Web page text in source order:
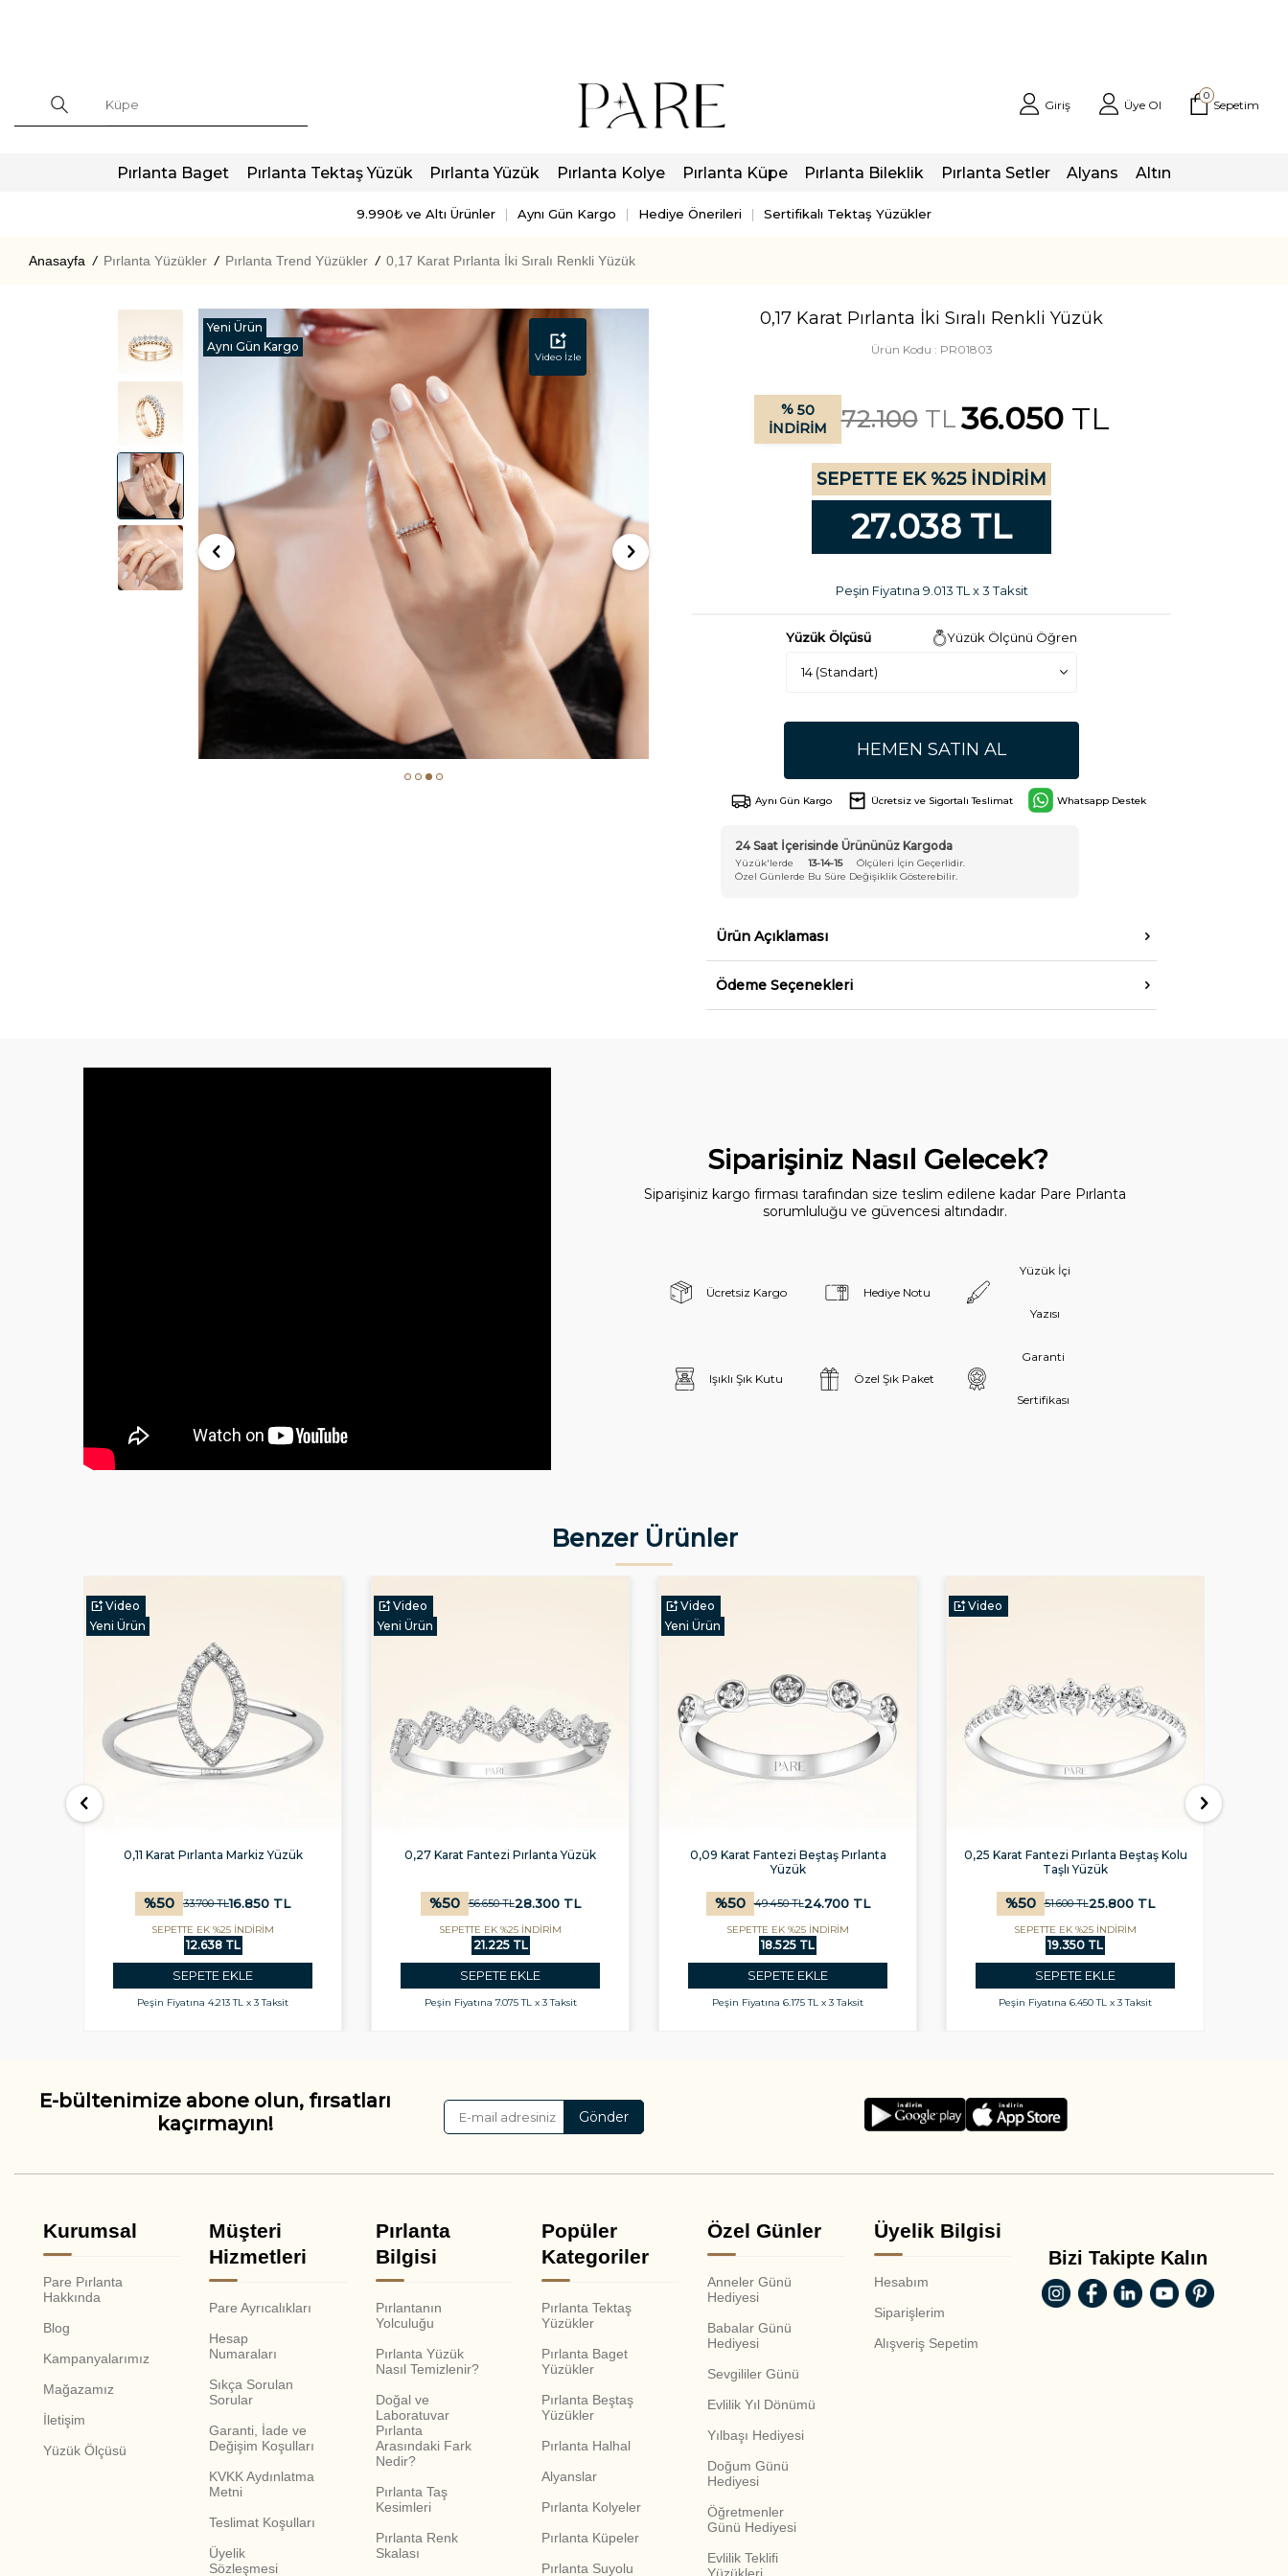
Giriş Üye Ol
0
Sepetim
Pırlanta Baget Pırlanta Tektaş Yüzük Pırlanta Yüzük Pırlanta Kolye Pırlanta Küpe Pırlanta Bileklik Pırlanta Setler Alyans Altın
9.990₺ ve Altı Ürünler Aynı Gün Kargo Hediye Önerileri Sertifikalı Tektaş Yüzükler
Anasayfa / Pırlanta Yüzükler / Pırlanta Trend Yüzükler / 0,17 Karat Pırlanta İki Sıralı Renkli Yüzük
Video İzle
Yeni Ürün
Aynı Gün Kargo
0,17 Karat Pırlanta İki Sıralı Renkli Yüzük
Ürün Kodu : PR01803
% 50
İNDIRIM
72.100TL36.050TL
SEPETTE EK %25 İNDİRİM
27.038 TL
Peşin Fiyatına 9.013 TL x 3 Taksit
Yüzük Ölçüsü Yüzük Ölçünü Öğren
HEMEN SATIN AL
Aynı Gün Kargo Ücretsiz ve Sigortalı Teslimat Whatsapp Destek
24 Saat İçerisinde Ürününüz Kargoda
Yüzük'lerde 13-14-15
Ölçüleri İçin Geçerlidir.
Özel Günlerde Bu Süre Değişiklik Gösterebilir.
Ürün Açıklaması
Ödeme Seçenekleri
Siparişiniz Nasıl Gelecek?
Siparişiniz kargo firması tarafından size teslim edilene kadar Pare Pırlanta
sorumluluğu ve güvencesi altındadır.
Ücretsiz Kargo Hediye Notu
Yüzük İçi
Yazısı
Işıklı Şık Kutu Özel Şık Paket
Garanti
Sertifikası
Benzer Ürünler
Video
Yeni Ürün
0,11 Karat Pırlanta Markiz Yüzük
%50 33.700TL16.850 TL
SEPETTE EK %25 İNDİRİM
12.638 TL
SEPETE EKLE
Peşin Fiyatına 4.213 TL x 3 Taksit
Video
Yeni Ürün
0,27 Karat Fantezi Pırlanta Yüzük
%50 56.650TL28.300TL
SEPETTE EK %25 İNDİRİM
21.225 TL
SEPETE EKLE
Peşin Fiyatına 7.075 TL x 3 Taksit
Video
Yeni Ürün
0,09 Karat Fantezi Beştaş Pırlanta
Yüzük
%50 49.450TL24.700TL
SEPETTE EK %25 İNDİRİM
18.525 TL
SEPETE EKLE
Peşin Fiyatına 6.175 TL x 3 Taksit
Video
0,25 Karat Fantezi Pırlanta Beştaş Kolu
Taşlı Yüzük
%50 51.600TL25.800TL
SEPETTE EK %25 İNDİRİM
19.350 TL
SEPETE EKLE
Peşin Fiyatına 6.450 TL x 3 Taksit
E-bültenimize abone olun, fırsatları
kaçırmayın!
Gönder
Kurumsal
Pare Pırlanta
Hakkında
Blog
Kampanyalarımız
Mağazamız
İletişim
Yüzük Ölçüsü
Müşteri
Hizmetleri
Pare Ayrıcalıkları
Hesap
Numaraları
Sıkça Sorulan
Sorular
Garanti, İade ve
Değişim Koşulları
KVKK Aydınlatma
Metni
Teslimat Koşulları
Üyelik
Sözleşmesi
Pırlanta
Bilgisi
Pırlantanın
Yolculuğu
Pırlanta Yüzük
Nasıl Temizlenir?
Doğal ve
Laboratuvar
Pırlanta
Arasındaki Fark
Nedir?
Pırlanta Taş
Kesimleri
Pırlanta Renk
Skalası
Popüler
Kategoriler
Pırlanta Tektaş
Yüzükler
Pırlanta Baget
Yüzükler
Pırlanta Beştaş
Yüzükler
Pırlanta Halhal
Alyanslar
Pırlanta Kolyeler
Pırlanta Küpeler
Pırlanta Suyolu
Özel Günler
Anneler Günü
Hediyesi
Babalar Günü
Hediyesi
Sevgililer Günü
Evlilik Yıl Dönümü
Yılbaşı Hediyesi
Doğum Günü
Hediyesi
Öğretmenler
Günü Hediyesi
Evlilik Teklifi
Üyelik Bilgisi
Hesabım
Siparişlerim
Alışveriş Sepetim
Bizi Takipte Kalın